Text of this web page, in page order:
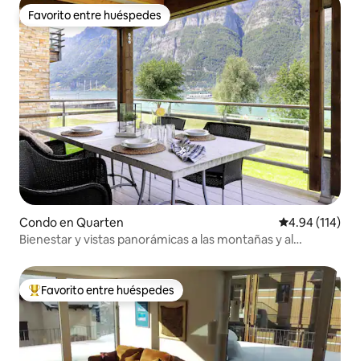
Favorito entre huéspedes
Favorito entre huéspedes
Condo en Quarten Calificación
4.94 (114)
Bienestar y vistas panorámicas a las montañas y al
Favorito entre huéspedes preferido
Favorito entre huéspedes